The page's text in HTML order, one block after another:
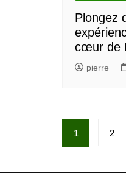
Plongez
cœur de
pierre
des
1 2